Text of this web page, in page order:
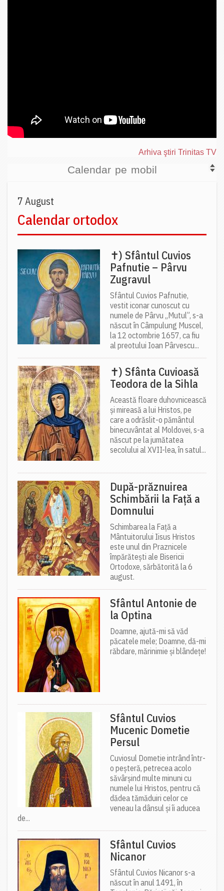
Arhiva ştiri Trinitas TV
Calendar pe mobil
7 August
Calendar ortodox
✝) Sfântul Cuvios
Pafnutie – Pârvu
Zugravul
Sfântul Cuvios Pafnutie,
vestit iconar cunoscut cu
numele de Pârvu „Mutul”, s-a
născut în Câmpulung Muscel,
la 12 octombrie 1657, ca fiu
al preotului Ioan Pârvescu...
✝) Sfânta Cuvioasă
Teodora de la Sihla
Această floare duhovnicească
și mireasă a lui Hristos, pe
care a odrăslit-o pământul
binecuvântat al Moldovei, s-a
născut pe la jumătatea
secolului al XVII-lea, în satul...
După-prăznuirea
Schimbării la Față a
Domnului
Schimbarea la Față a
Mântuitorului Iisus Hristos
este unul din Praznicele
împărătești ale Bisericii
Ortodoxe, sărbătorită la 6
august.
Sfântul Antonie de
la Optina
Doamne, ajută-mi să văd
păcatele mele; Doamne, dă-mi
răbdare, mărinimie şi blândeţe!
Sfântul Cuvios
Mucenic Dometie
Persul
Cuviosul Dometie intrând într-
o peșteră, petrecea acolo
săvârșind multe minuni cu
numele lui Hristos, pentru că
dădea tămăduiri celor ce
veneau la dânsul și îi aducea
de...
Sfântul Cuvios
Nicanor
Sfântul Cuvios Nicanor s-a
născut în anul 1491, în